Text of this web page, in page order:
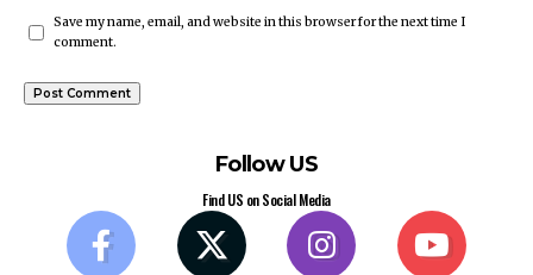
Save my name, email, and website in this browser for the next time I
comment.
Follow US
Find US on Social Media